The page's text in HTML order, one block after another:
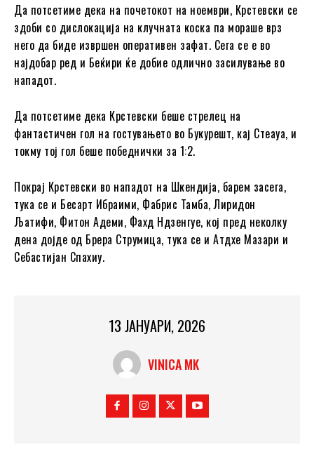
Да потсетиме дека на почетокот на ноември, Крстевски се
здоби со дислокација на клучната коска па мораше врз
него да биде извршен оперативен зафат. Сега се е во
најдобар ред и Беќири ќе добие одлично засилување во
нападот.
Да потсетиме дека Крстевски беше стрелец на
фантастичен гол на гостувањето во Букурешт, кај Стеауа, и
токму тој гол беше победнички за 1:2.
Покрај Крстевски во нападот на Шкендија, барем засега,
тука се и Бесарт Ибраими, Фабрис Тамба, Лиридон
Љатифи, Фитон Адеми, Фахд Ндзенгуе, кој пред неколку
дена дојде од Брера Струмица, тука се и Атдхе Мазари и
Себастијан Спахиу.
13 ЈАНУАРИ, 2026
VINICA MK